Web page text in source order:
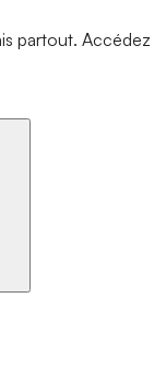
partout. Accédez